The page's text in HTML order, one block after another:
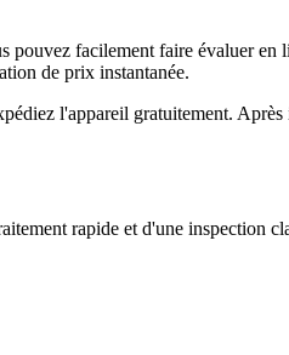
facilement faire évaluer en
de prix instantanée.
l'appareil gratuitement.
rapide et d'une inspection